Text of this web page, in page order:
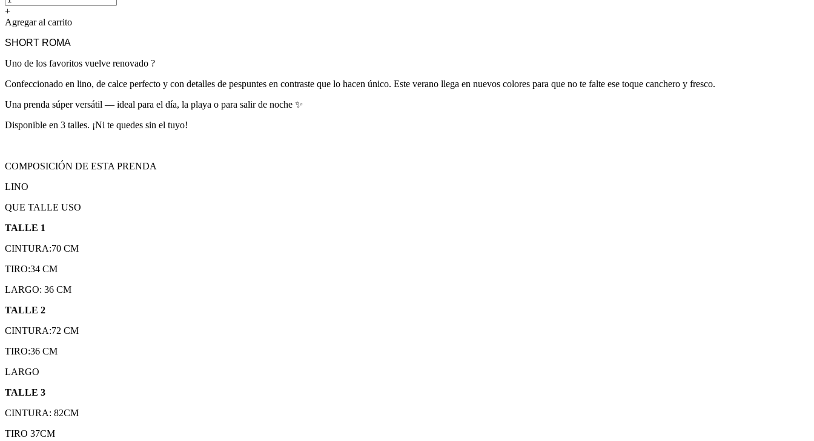
+
Agregar al carrito
SHORT ROMA
Uno de los favoritos vuelve renovado ?
Confeccionado en lino, de calce perfecto y con detalles de pespuntes en contraste que lo hacen único. Este verano llega en nuevos colores para que no te falte ese toque canchero y fresco.
Una prenda súper versátil — ideal para el día, la playa o para salir de noche ✨
Disponible en 3 talles. ¡Ni te quedes sin el tuyo!
COMPOSICIÓN DE ESTA PRENDA
LINO
QUE TALLE USO
TALLE 1
CINTURA:70 CM
TIRO:34 CM
LARGO: 36 CM
TALLE 2
CINTURA:72 CM
TIRO:36 CM
LARGO
TALLE 3
CINTURA: 82CM
TIRO 37CM